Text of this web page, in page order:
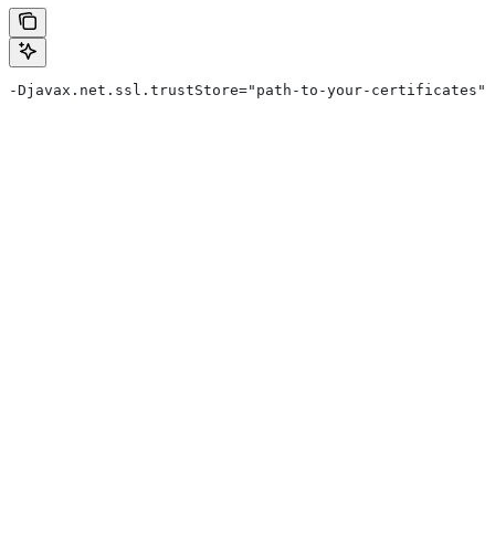
-Djavax.net.ssl.trustStore="path-to-your-certificates"